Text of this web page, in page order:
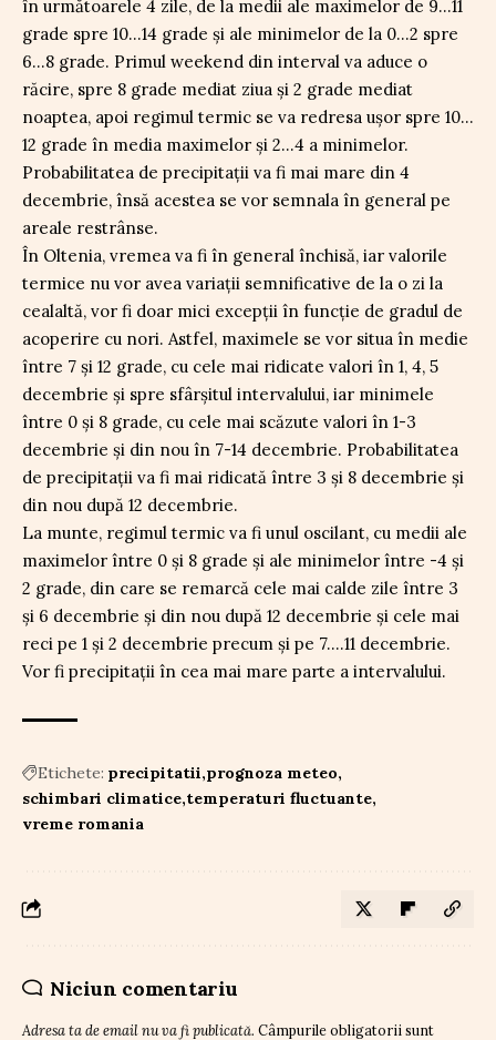
în următoarele 4 zile, de la medii ale maximelor de 9…11
grade spre 10…14 grade și ale minimelor de la 0…2 spre
6…8 grade. Primul weekend din interval va aduce o
răcire, spre 8 grade mediat ziua și 2 grade mediat
noaptea, apoi regimul termic se va redresa ușor spre 10…
12 grade în media maximelor și 2…4 a minimelor.
Probabilitatea de precipitații va fi mai mare din 4
decembrie, însă acestea se vor semnala în general pe
areale restrânse.
În Oltenia, vremea va fi în general închisă, iar valorile
termice nu vor avea variații semnificative de la o zi la
cealaltă, vor fi doar mici excepții în funcție de gradul de
acoperire cu nori. Astfel, maximele se vor situa în medie
între 7 și 12 grade, cu cele mai ridicate valori în 1, 4, 5
decembrie și spre sfârșitul intervalului, iar minimele
între 0 și 8 grade, cu cele mai scăzute valori în 1-3
decembrie și din nou în 7-14 decembrie. Probabilitatea
de precipitații va fi mai ridicată între 3 și 8 decembrie și
din nou după 12 decembrie.
La munte, regimul termic va fi unul oscilant, cu medii ale
maximelor între 0 și 8 grade și ale minimelor între -4 și
2 grade, din care se remarcă cele mai calde zile între 3
și 6 decembrie și din nou după 12 decembrie și cele mai
reci pe 1 și 2 decembrie precum și pe 7….11 decembrie.
Vor fi precipitații în cea mai mare parte a intervalului.
Etichete: precipitatii prognoza meteo
schimbari climatice temperaturi fluctuante
vreme romania
Niciun comentariu
Adresa ta de email nu va fi publicată. Câmpurile obligatorii sunt